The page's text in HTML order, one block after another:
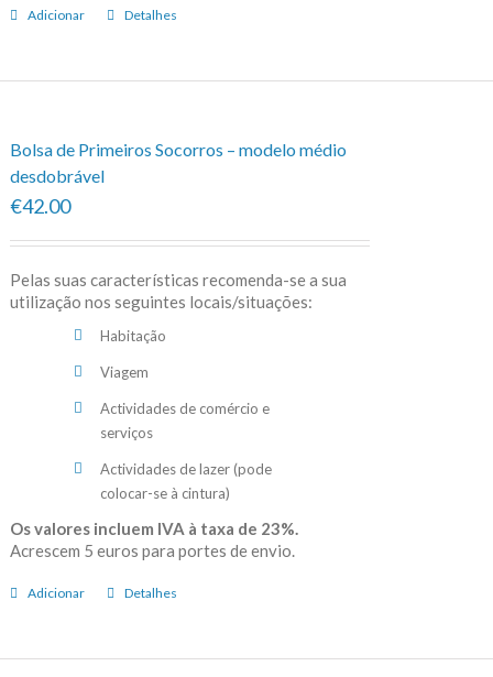
Adicionar Detalhes
Bolsa de Primeiros Socorros – modelo médio
desdobrável
€42.00
Pelas suas características recomenda-se a sua
utilização nos seguintes locais/situações:
Habitação
Viagem
Actividades de comércio e
serviços
Actividades de lazer (pode
colocar-se à cintura)
Os valores incluem IVA à taxa de 23%.
Acrescem 5 euros para portes de envio.
Adicionar Detalhes